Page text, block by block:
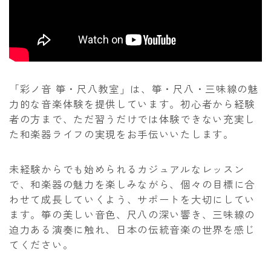
オンラインレッスン
尺八合奏レッスン
龍笛レッスン
講師紹介
レンタルスペース
出張演奏
お知らせ・イベント
「彩ノ音 箏・尺八教室」は、箏・尺八・三味線の魅
力的な音楽体験を提供しています。初心者から経験
者の方まで、ただ習うだけでは体験できない充実し
た和楽器ライフの実現をお手伝いいたします。
未経験からでも始められるカジュアルなレッスン
で、和楽器の魅力を楽しみながら、個々の目標に合
わせて成長していくよう、サポートを大切にしてい
ます。箏の美しい音色、尺八の深い響き、三味線の
迫力ある演奏に触れ、日本の伝統音楽の世界を感じ
てください。